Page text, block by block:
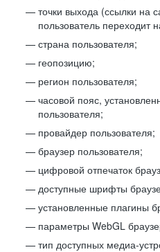
точки выхода (ссылки на
пользователь переходит
страна пользователя;
геопозицию;
регион пользователя;
часовой пояс,
пользователя;
провайдер пользователя;
браузер пользователя;
цифровой отпечаток
доступные шрифты
установленные плагины
параметры WebGL
тип доступных медиа-